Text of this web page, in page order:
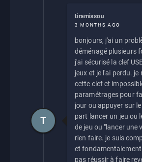
tiramissou
3 MONTHS AGO
bonjours, j'ai un
déménagé plusieurs
j'ai sécurisé la clef
jeux et je l'ai perdu.
cette clef et
paramétrages pour
jour ou appuyer sur
part lancer un jeu ou
de jeu ou "lancer une
rien faire. je suis
et fondamentalement
pas réussir à faire
T